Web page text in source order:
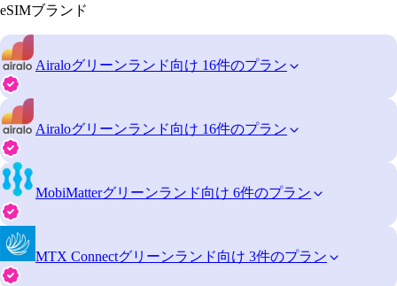
eSIMブランド
Airaloグリーンランド向け 16件のプラン
Airaloグリーンランド向け 16件のプラン
MobiMatterグリーンランド向け 6件のプラン
MTX Connectグリーンランド向け 3件のプラン